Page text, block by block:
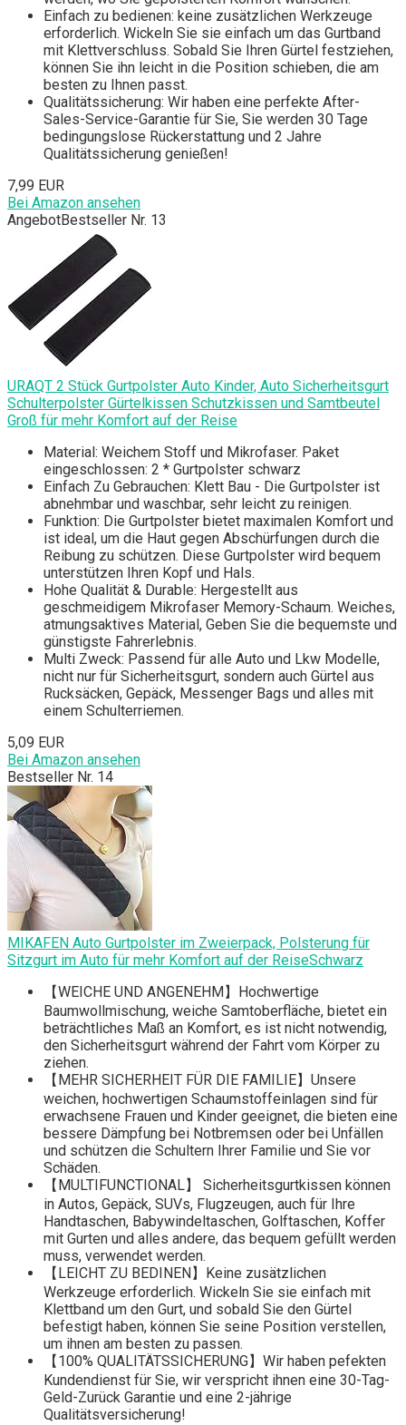
Einfach zu bedienen: keine zusätzlichen Werkzeuge
erforderlich. Wickeln Sie sie einfach um das Gurtband
mit Klettverschluss. Sobald Sie Ihren Gürtel festziehen,
können Sie ihn leicht in die Position schieben, die am
besten zu Ihnen passt.
Qualitätssicherung: Wir haben eine perfekte After-
Sales-Service-Garantie für Sie, Sie werden 30 Tage
bedingungslose Rückerstattung und 2 Jahre
Qualitätssicherung genießen!
7,99 EUR
Bei Amazon ansehen
AngebotBestseller Nr. 13
URAQT 2 Stück Gurtpolster Auto Kinder, Auto Sicherheitsgurt
Schulterpolster Gürtelkissen Schutzkissen und Samtbeutel
Groß für mehr Komfort auf der Reise
Material: Weichem Stoff und Mikrofaser. Paket
eingeschlossen: 2 * Gurtpolster schwarz
Einfach Zu Gebrauchen: Klett Bau - Die Gurtpolster ist
abnehmbar und waschbar, sehr leicht zu reinigen.
Funktion: Die Gurtpolster bietet maximalen Komfort und
ist ideal, um die Haut gegen Abschürfungen durch die
Reibung zu schützen. Diese Gurtpolster wird bequem
unterstützen Ihren Kopf und Hals.
Hohe Qualität & Durable: Hergestellt aus
geschmeidigem Mikrofaser Memory-Schaum. Weiches,
atmungsaktives Material, Geben Sie die bequemste und
günstigste Fahrerlebnis.
Multi Zweck: Passend für alle Auto und Lkw Modelle,
nicht nur für Sicherheitsgurt, sondern auch Gürtel aus
Rucksäcken, Gepäck, Messenger Bags und alles mit
einem Schulterriemen.
5,09 EUR
Bei Amazon ansehen
Bestseller Nr. 14
MIKAFEN Auto Gurtpolster im Zweierpack, Polsterung für
Sitzgurt im Auto für mehr Komfort auf der ReiseSchwarz
【WEICHE UND ANGENEHM】Hochwertige
Baumwollmischung, weiche Samtoberfläche, bietet ein
beträchtliches Maß an Komfort, es ist nicht notwendig,
den Sicherheitsgurt während der Fahrt vom Körper zu
ziehen.
【MEHR SICHERHEIT FÜR DIE FAMILIE】Unsere
weichen, hochwertigen Schaumstoffeinlagen sind für
erwachsene Frauen und Kinder geeignet, die bieten eine
bessere Dämpfung bei Notbremsen oder bei Unfällen
und schützen die Schultern Ihrer Familie und Sie vor
Schäden.
【MULTIFUNCTIONAL】 Sicherheitsgurtkissen können
in Autos, Gepäck, SUVs, Flugzeugen, auch für Ihre
Handtaschen, Babywindeltaschen, Golftaschen, Koffer
mit Gurten und alles andere, das bequem gefüllt werden
muss, verwendet werden.
【LEICHT ZU BEDINEN】Keine zusätzlichen
Werkzeuge erforderlich. Wickeln Sie sie einfach mit
Klettband um den Gurt, und sobald Sie den Gürtel
befestigt haben, können Sie seine Position verstellen,
um ihnen am besten zu passen.
【100% QUALITÄTSSICHERUNG】Wir haben pefekten
Kundendienst für Sie, wir verspricht ihnen eine 30-Tag-
Geld-Zurück Garantie und eine 2-jährige
Qualitätsversicherung!